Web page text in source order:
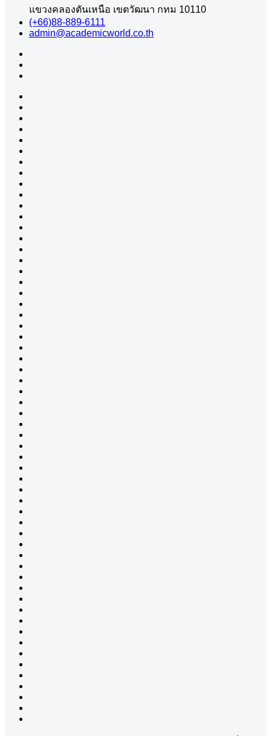
แขวงคลองตันเหนือ เขตวัฒนา กทม 10110
(+66)88-889-6111
admin@academicworld.co.th